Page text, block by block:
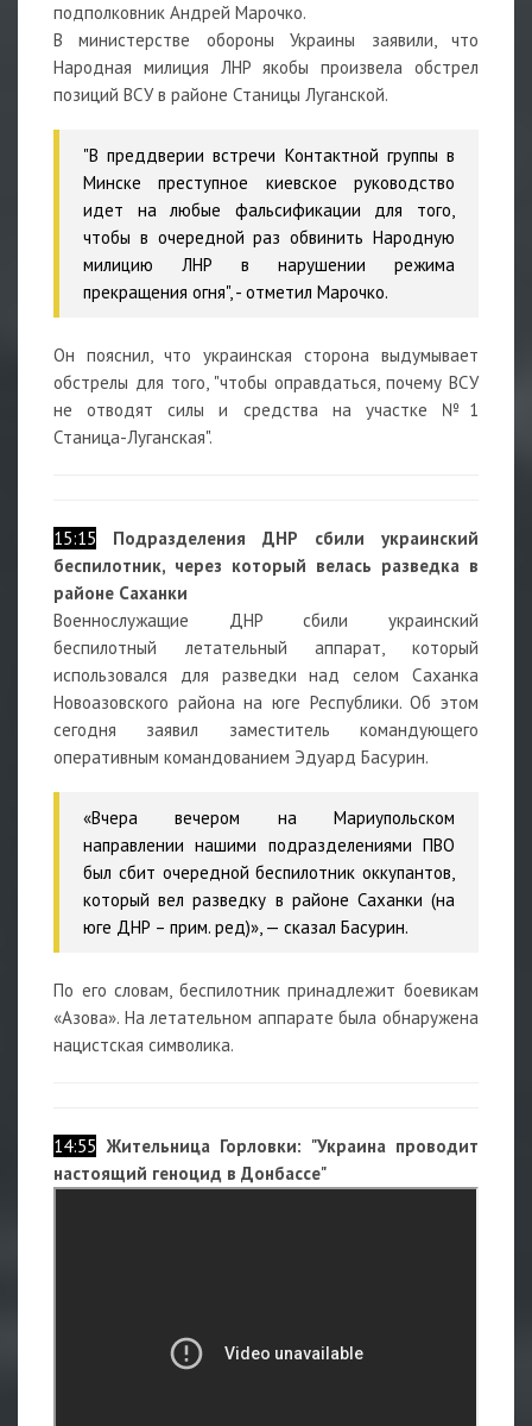
подполковник Андрей Марочко.
В министерстве обороны Украины заявили, что
Народная милиция ЛНР якобы произвела обстрел
позиций ВСУ в районе Станицы Луганской.
"В преддверии встречи Контактной группы в
Минске преступное киевское руководство
идет на любые фальсификации для того,
чтобы в очередной раз обвинить Народную
милицию ЛНР в нарушении режима
прекращения огня", - отметил Марочко.
Он пояснил, что украинская сторона выдумывает
обстрелы для того, "чтобы оправдаться, почему ВСУ
не отводят силы и средства на участке №1
Станица-Луганская".
15:15
Подразделения ДНР сбили украинский
беспилотник, через который велась разведка в
районе Саханки
Военнослужащие ДНР сбили украинский
беспилотный летательный аппарат, который
использовался для разведки над селом Саханка
Новоазовского района на юге Республики. Об этом
сегодня заявил заместитель командующего
оперативным командованием Эдуард Басурин.
«Вчера вечером на Мариупольском
направлении нашими подразделениями ПВО
был сбит очередной беспилотник оккупантов,
который вел разведку в районе Саханки (на
юге ДНР – прим. ред)», — сказал Басурин.
По его словам, беспилотник принадлежит боевикам
«Азова». На летательном аппарате была обнаружена
нацистская символика.
14:55 Жительница Горловки: "Украина проводит
настоящий геноцид в Донбассе"